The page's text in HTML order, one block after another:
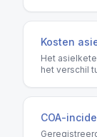
Kosten
Het
het verschil
COA-